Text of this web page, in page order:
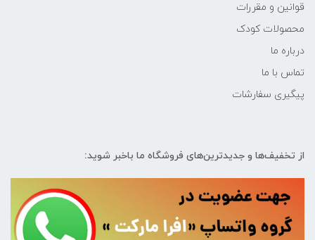
قوانین و مقررات
محصولات کودک
درباره ما
تماس با ما
پیگیری سفارشات
از تخفیف‌ها و جدیدترین‌های فروشگاه ما باخبر شوید: